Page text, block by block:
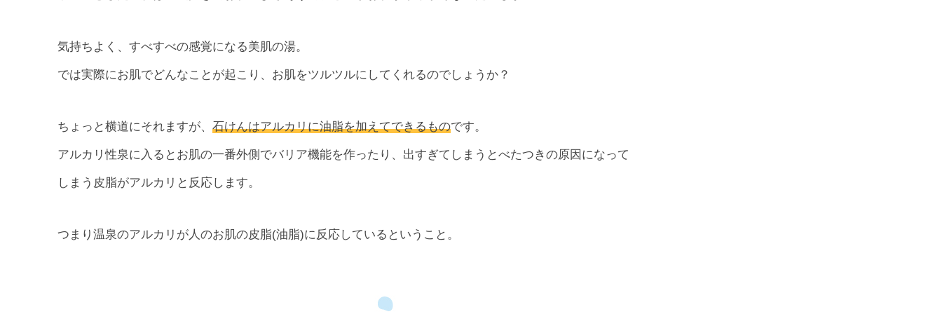
気持ちよく、すべすべの感覚になる美肌の湯。
では実際にお肌でどんなことが起こり、お肌をツルツルにしてくれるのでしょうか？
ちょっと横道にそれますが、 石けんはアルカリに油脂を加えてできるものです。
アルカリ性泉に入るとお肌の一番外側でバリア機能を作ったり、出すぎてしまうとべたつきの原因になって
しまう皮脂がアルカリと反応します。
つまり温泉のアルカリが人のお肌の皮脂(油脂)に反応しているということ。